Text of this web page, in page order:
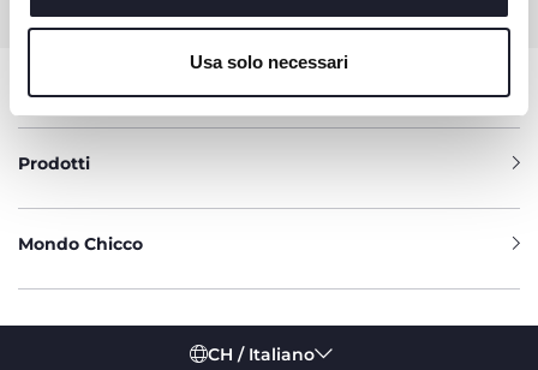
Usa solo necessari
Prodotti
Mondo Chicco
CH / Italiano